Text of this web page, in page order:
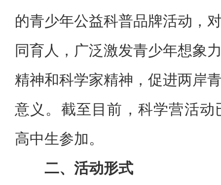
的青少年公益科普品牌活动，
同育人，广泛激发青少年想象
精神和科学家精神，促进两岸
意义。截至目前，科学营活
高中生参加。
二、活动形式